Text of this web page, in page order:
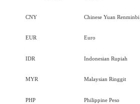
CNY Chinese Yuan Renminbi
EUR Euro
IDR Indonesian Rupiah
MYR Malaysian Ringgit
PHP Philippine Peso